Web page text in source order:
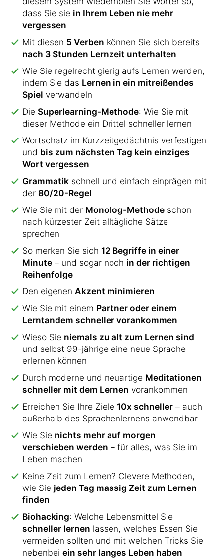
dass Sie sie in Ihrem Leben nie mehr
vergessen
Mit diesen 5 Verben können Sie sich bereits
nach 3 Stunden Lernzeit unterhalten
Wie Sie regelrecht gierig aufs Lernen werden,
indem Sie das Lernen in ein mitreißendes
Spiel verwandeln
Die Superlearning-Methode: Wie Sie mit
dieser Methode ein Drittel schneller lernen
Wortschatz im Kurzzeitgedächtnis verfestigen
und bis zum nächsten Tag kein einziges
Wort vergessen
Grammatik schnell und einfach einprägen mit
der 80/20-Regel
Wie Sie mit der Monolog-Methode schon
nach kürzester Zeit alltägliche Sätze
sprechen
So merken Sie sich 12 Begriffe in einer
Minute – und sogar noch in der richtigen
Reihenfolge
Den eigenen Akzent minimieren
Wie Sie mit einem Partner oder einem
Lerntandem schneller vorankommen
Wieso Sie niemals zu alt zum Lernen sind
und selbst 99-jährige eine neue Sprache
erlernen können
Durch moderne und neuartige Meditationen
schneller mit dem Lernen vorankommen
Erreichen Sie Ihre Ziele 10x schneller – auch
außerhalb des Sprachenlernens anwendbar
Wie Sie nichts mehr auf morgen
verschieben werden – für alles, was Sie im
Leben machen
Keine Zeit zum Lernen? Clevere Methoden,
wie Sie jeden Tag massig Zeit zum Lernen
finden
Biohacking: Welche Lebensmittel Sie
schneller lernen lassen, welches Essen Sie
vermeiden sollten und mit welchen Tricks Sie
nebenbei ein sehr langes Leben haben